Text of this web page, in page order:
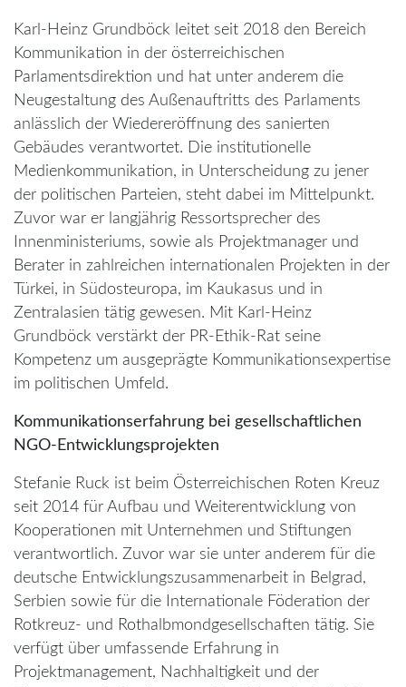
Karl-Heinz Grundböck leitet seit 2018 den Bereich
Kommunikation in der österreichischen
Parlamentsdirektion und hat unter anderem die
Neugestaltung des Außenauftritts des Parlaments
anlässlich der Wiedereröffnung des sanierten
Gebäudes verantwortet. Die institutionelle
Medienkommunikation, in Unterscheidung zu jener
der politischen Parteien, steht dabei im Mittelpunkt.
Zuvor war er langjährig Ressortsprecher des
Innenministeriums, sowie als Projektmanager und
Berater in zahlreichen internationalen Projekten in der
Türkei, in Südosteuropa, im Kaukasus und in
Zentralasien tätig gewesen. Mit Karl-Heinz
Grundböck verstärkt der PR-Ethik-Rat seine
Kompetenz um ausgeprägte Kommunikationsexpertise
im politischen Umfeld.
Kommunikationserfahrung bei gesellschaftlichen
NGO-Entwicklungsprojekten
Stefanie Ruck ist beim Österreichischen Roten Kreuz
seit 2014 für Aufbau und Weiterentwicklung von
Kooperationen mit Unternehmen und Stiftungen
verantwortlich. Zuvor war sie unter anderem für die
deutsche Entwicklungszusammenarbeit in Belgrad,
Serbien sowie für die Internationale Föderation der
Rotkreuz- und Rothalbmondgesellschaften tätig. Sie
verfügt über umfassende Erfahrung in
Projektmanagement, Nachhaltigkeit und der